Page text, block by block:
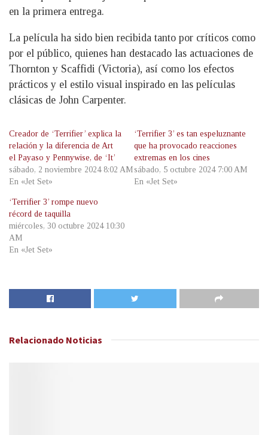
en la primera entrega.
La película ha sido bien recibida tanto por críticos como
por el público, quienes han destacado las actuaciones de
Thornton y Scaffidi (Victoria), así como los efectos
prácticos y el estilo visual inspirado en las películas
clásicas de John Carpenter.
Creador de ‘Terrifier’ explica la
relación y la diferencia de Art
el Payaso y Pennywise, de ‘It’
sábado, 2 noviembre 2024 8:02 AM
En «Jet Set»
‘Terrifier 3’ es tan espeluznante
que ha provocado reacciones
extremas en los cines
sábado, 5 octubre 2024 7:00 AM
En «Jet Set»
‘Terrifier 3’ rompe nuevo
récord de taquilla
miércoles, 30 octubre 2024 10:30
AM
En «Jet Set»
Relacionado Noticias